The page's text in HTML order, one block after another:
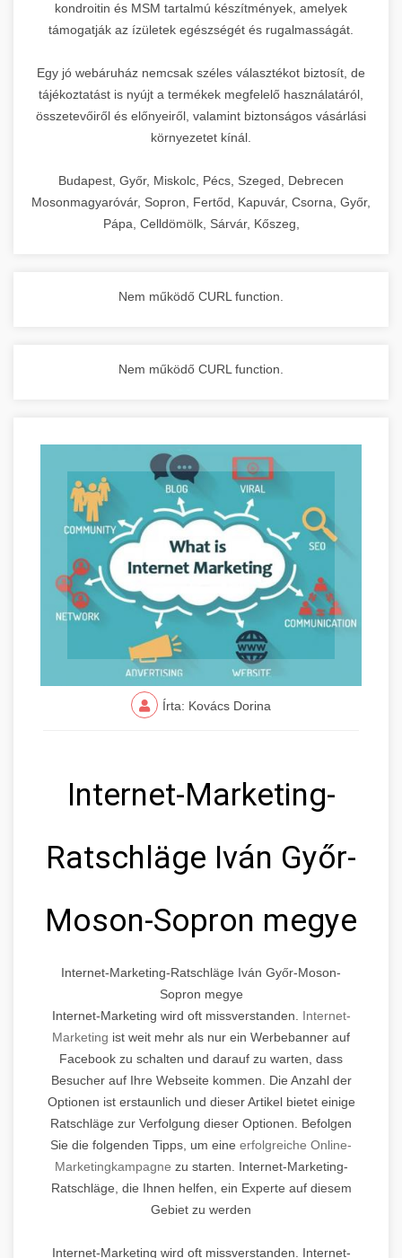
kondroitin és MSM tartalmú készítmények, amelyek
támogatják az ízületek egészségét és rugalmasságát.
Egy jó webáruház nemcsak széles választékot biztosít, de
tájékoztatást is nyújt a termékek megfelelő használatáról,
összetevőiről és előnyeiről, valamint biztonságos vásárlási
környezetet kínál.
Budapest, Győr, Miskolc, Pécs, Szeged, Debrecen
Mosonmagyaróvár, Sopron, Fertőd, Kapuvár, Csorna, Győr,
Pápa, Celldömölk, Sárvár, Kőszeg,
Nem működő CURL function.
Nem működő CURL function.
Írta: Kovács Dorina
Internet-Marketing-
Ratschläge Iván Győr-
Moson-Sopron megye
Internet-Marketing-Ratschläge Iván Győr-Moson-
Sopron megye
Internet-Marketing wird oft missverstanden. Internet-
Marketing ist weit mehr als nur ein Werbebanner auf
Facebook zu schalten und darauf zu warten, dass
Besucher auf Ihre Webseite kommen. Die Anzahl der
Optionen ist erstaunlich und dieser Artikel bietet einige
Ratschläge zur Verfolgung dieser Optionen. Befolgen
Sie die folgenden Tipps, um eine erfolgreiche Online-
Marketingkampagne zu starten. Internet-Marketing-
Ratschläge, die Ihnen helfen, ein Experte auf diesem
Gebiet zu werden
Internet-Marketing wird oft missverstanden. Internet-